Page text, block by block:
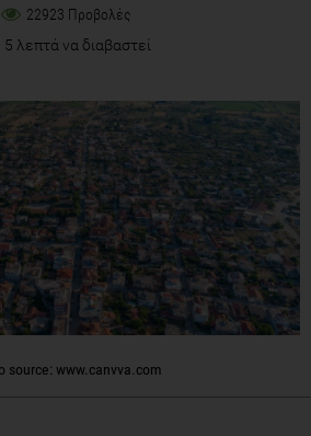
22923 Προβολές
5 λεπτά να διαβαστεί
source: www.canvva.com